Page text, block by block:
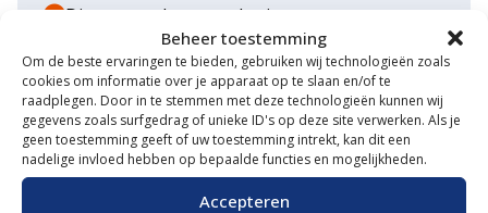
Beheer toestemming
Om de beste ervaringen te bieden, gebruiken wij technologieën zoals
cookies om informatie over je apparaat op te slaan en/of te
raadplegen. Door in te stemmen met deze technologieën kunnen wij
gegevens zoals surfgedrag of unieke ID's op deze site verwerken. Als je
geen toestemming geeft of uw toestemming intrekt, kan dit een
nadelige invloed hebben op bepaalde functies en mogelijkheden.
Accepteren
Diverse aanbouwwerktuigen
Grote voorraad minitrekkers
Grootste in kleine tractoren